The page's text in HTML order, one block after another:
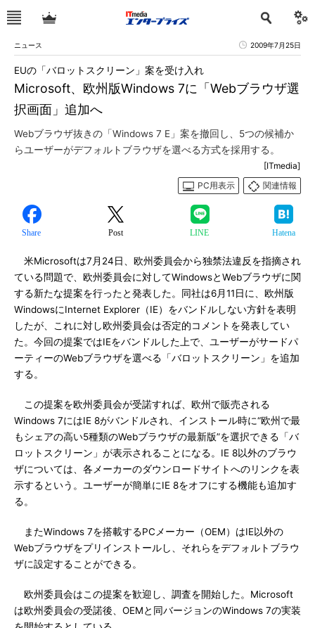
ニュース 2009年7月25日
Microsoft、欧州版Windows 7に「Webブラウザ選
択画面」追加へ
EUの「バロットスクリーン」案を受け入れ
Webブラウザ抜きの「Windows 7 E」案を撤回し、5つの候補か
らユーザーがデフォルトブラウザを選べる方式を採用する。
[ITmedia]
PC用表示
関連情報
Share Post LINE Hatena
米Microsoftは7月24日、欧州委員会から独禁法違反を指摘され
ている問題で、欧州委員会に対してWindowsとWebブラウザに関
する新たな提案を行ったと発表した。同社は6月11日に、欧州版
WindowsにInternet Explorer（IE）をバンドルしない方針を表明
したが、これに対し欧州委員会は否定的コメントを発表してい
た。今回の提案ではIEをバンドルした上で、ユーザーがサードパ
ーティーのWebブラウザを選べる「バロットスクリーン」を追加
する。
この提案を欧州委員会が受諾すれば、欧州で販売される
Windows 7にはIE 8がバンドルされ、インストール時に“欧州で最
もシェアの高い5種類のWebブラウザの最新版”を選択できる「バ
ロットスクリーン」が表示されることになる。IE 8以外のブラウ
ザについては、各メーカーのダウンロードサイトへのリンクを表
示するという。ユーザーが簡単にIE 8をオフにする機能も追加す
る。
またWindows 7を搭載するPCメーカー（OEM）はIE以外の
Webブラウザをプリインストールし、それらをデフォルトブラウ
ザに設定することができる。
欧州委員会はこの提案を歓迎し、調査を開始した。Microsoft
は欧州委員会の受諾後、OEMと同バージョンのWindows 7の実装